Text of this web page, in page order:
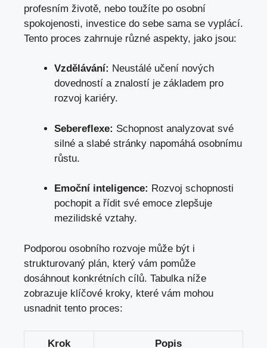
profesním životě, nebo toužíte po osobní
spokojenosti, investice do sebe sama se vyplácí.
Tento proces zahrnuje různé aspekty, jako jsou:
Vzdělávání: Neustálé učení nových
dovedností a znalostí je základem pro
rozvoj kariéry.
Sebereflexe: Schopnost analyzovat své
silné a slabé stránky napomáhá osobnímu
růstu.
Emoční inteligence: Rozvoj schopnosti
pochopit a řídit své emoce zlepšuje
mezilidské vztahy.
Podporou osobního rozvoje může být i
strukturovaný plán, který vám pomůže
dosáhnout konkrétních cílů. Tabulka níže
zobrazuje klíčové kroky, které vám mohou
usnadnit tento proces:
Krok Popis